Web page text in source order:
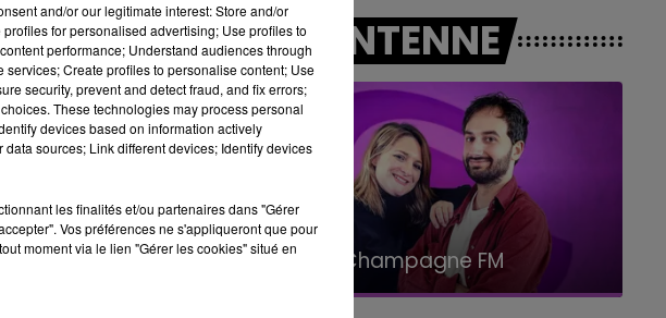
les couleurs de l’US
Samassa.
A L'ANTENNE
15h00 - 19h00
Le Club Champagne FM
and/or our legitimate interest: Store and/or
for personalised advertising; Use profiles to
performance; Understand audiences through
Create profiles to personalise content; Use
security, prevent and detect fraud, and fix errors;
These technologies may process personal
devices based on information actively
sources; Link different devices; Identify devices
les finalités et/ou partenaires dans "Gérer
Vos préférences ne s'appliqueront que pour
moment via le lien "Gérer les cookies" situé en